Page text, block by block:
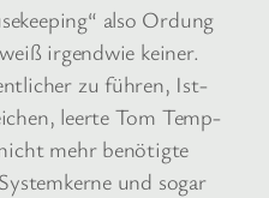
also Ordung
irgendwie keiner.
zu führen, Ist-
leerte Tom Temp-
mehr benötigte
und sogar